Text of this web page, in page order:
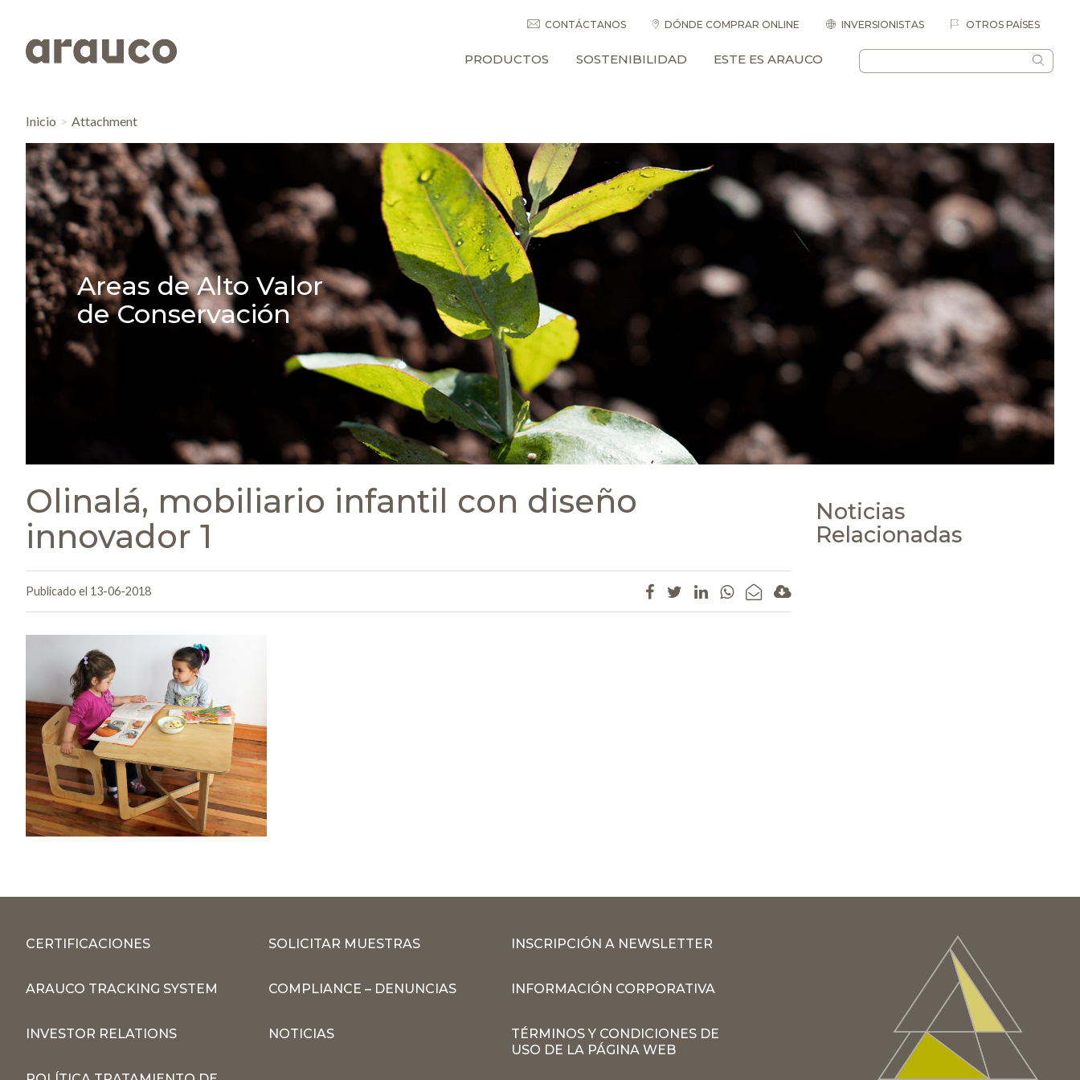
CONTÁCTANOS DÓNDE COMPRAR ONLINE INVERSIONISTAS OTROS PAÍSES
PRODUCTOS SOSTENIBILIDAD ESTE ES ARAUCO
Inicio Attachment
Areas de Alto Valor
de Conservación
Olinalá, mobiliario infantil con diseño
innovador 1
Publicado el 13-06-2018
Noticias
Relacionadas
CERTIFICACIONES SOLICITAR MUESTRAS INSCRIPCIÓN A NEWSLETTER
ARAUCO TRACKING SYSTEM COMPLIANCE – DENUNCIAS INFORMACIÓN CORPORATIVA
INVESTOR RELATIONS NOTICIAS
TÉRMINOS Y CONDICIONES DE
USO DE LA PÁGINA WEB